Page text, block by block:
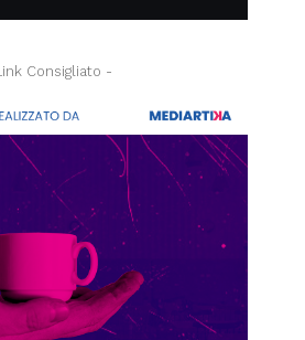
Consigliato -